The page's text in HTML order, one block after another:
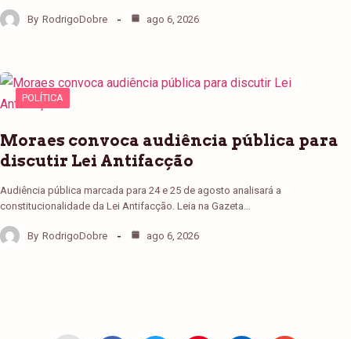
By RodrigoDobre ago 6, 2026
POLÍTICA
Moraes convoca audiência pública para
discutir Lei Antifacção
Audiência pública marcada para 24 e 25 de agosto analisará a
constitucionalidade da Lei Antifacção. Leia na Gazeta…
By RodrigoDobre ago 6, 2026